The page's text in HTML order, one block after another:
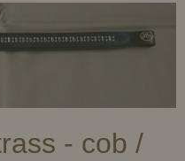
- cob /